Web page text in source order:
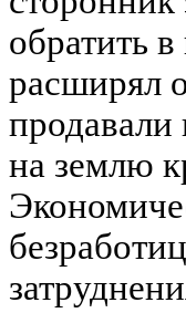
обратить
расширял
продавали
на землю